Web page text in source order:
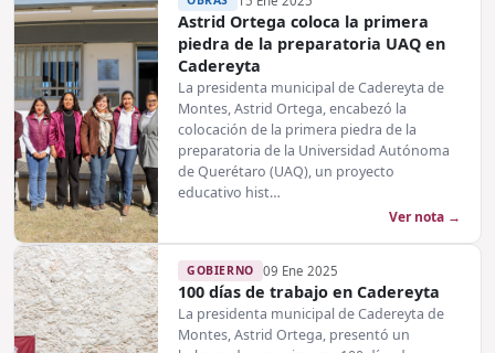
Astrid Ortega coloca la primera
piedra de la preparatoria UAQ en
Cadereyta
La presidenta municipal de Cadereyta de
Montes, Astrid Ortega, encabezó la
colocación de la primera piedra de la
preparatoria de la Universidad Autónoma
de Querétaro (UAQ), un proyecto
educativo hist…
Ver nota →
GOBIERNO 09 Ene 2025
100 días de trabajo en Cadereyta
La presidenta municipal de Cadereyta de
Montes, Astrid Ortega, presentó un